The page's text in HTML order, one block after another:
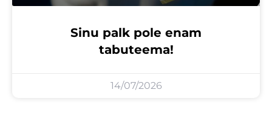
Sinu palk pole enam
tabuteema!
14/07/2026